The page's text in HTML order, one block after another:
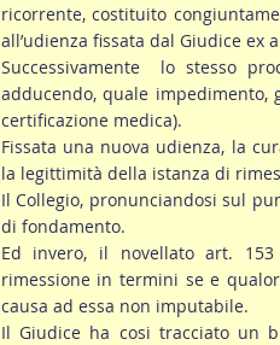
ricorrente, costituito
all’udienza fissata dal Giudice ex
Successivamente lo stesso
adducendo, quale impedimento,
certificazione medica).
Fissata una nuova udienza, la
la legittimità della istanza di
Il Collegio, pronunciandosi sul
di fondamento.
Ed invero, il novellato art. 153
rimessione in termini se e
causa ad essa non imputabile.
Il Giudice ha cosi tracciato un